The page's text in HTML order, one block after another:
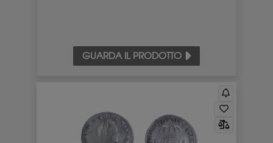
GUARDA IL PRODOTTO